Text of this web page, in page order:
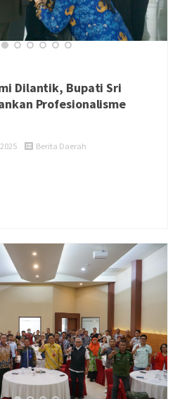
Dilantik, Bupati Sri
Profesionalisme
Berita Daerah